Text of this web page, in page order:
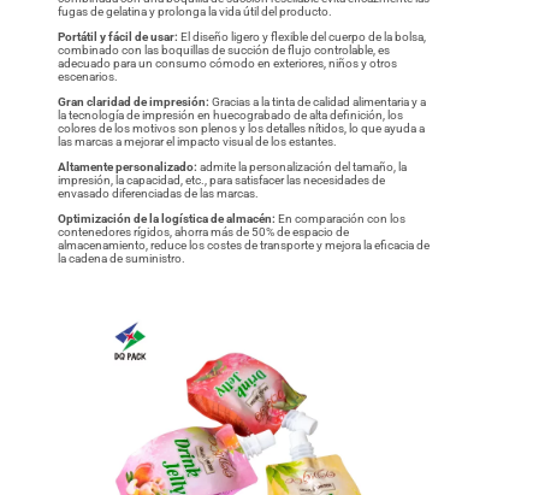
fugas de gelatina y prolonga la vida útil del producto.
Portátil y fácil de usar: El diseño ligero y flexible del cuerpo de la bolsa,
combinado con las boquillas de succión de flujo controlable, es
adecuado para un consumo cómodo en exteriores, niños y otros
escenarios.
Gran claridad de impresión: Gracias a la tinta de calidad alimentaria y a
la tecnología de impresión en huecograbado de alta definición, los
colores de los motivos son plenos y los detalles nítidos, lo que ayuda a
las marcas a mejorar el impacto visual de los estantes.
Altamente personalizado: admite la personalización del tamaño, la
impresión, la capacidad, etc., para satisfacer las necesidades de
envasado diferenciadas de las marcas.
Optimización de la logística de almacén: En comparación con los
contenedores rígidos, ahorra más de 50% de espacio de
almacenamiento, reduce los costes de transporte y mejora la eficacia de
la cadena de suministro.